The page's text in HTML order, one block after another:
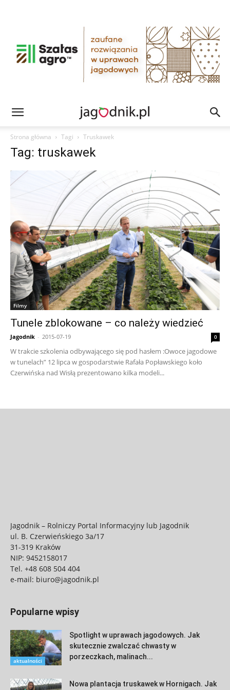
Strona główna Tagi Truskawek
Tag: truskawek
Filmy
Tunele zblokowane – co należy wiedzieć
Jagodnik - 2015-07-19 0
W trakcie szkolenia odbywającego się pod hasłem :Owoce jagodowe
w tunelach” 12 lipca w gospodarstwie Rafała Popławskiego koło
Czerwińska nad Wisłą prezentowano kilka modeli...
Jagodnik – Rolniczy Portal Informacyjny lub Jagodnik
ul. B. Czerwieńskiego 3a/17
31-319 Kraków
NIP: 9452158017
Tel. +48 608 504 404
e-mail: biuro@jagodnik.pl
Popularne wpisy
aktualności
Spotlight w uprawach jagodowych. Jak
skutecznie zwalczać chwasty w
porzeczkach, malinach...
Nowa plantacja truskawek w Hornigach. Jak